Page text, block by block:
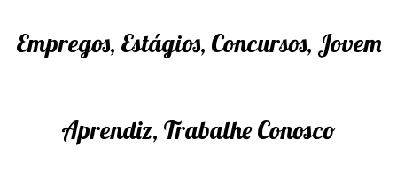
Empregos, Estágios, Concursos, Jovem
Aprendiz, Trabalhe Conosco